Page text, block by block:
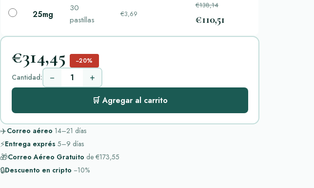
25mg
30
pastillas
€3,69
€138,14
€110,51
€314,45 −20%
Cantidad: − +
🛒 Agregar al carrito
✈️Correo aéreo 14–21 días
⚡Entrega exprés 5–9 días
🎁Correo Aéreo Gratuito de €173,55
🔒Descuento en cripto −10%